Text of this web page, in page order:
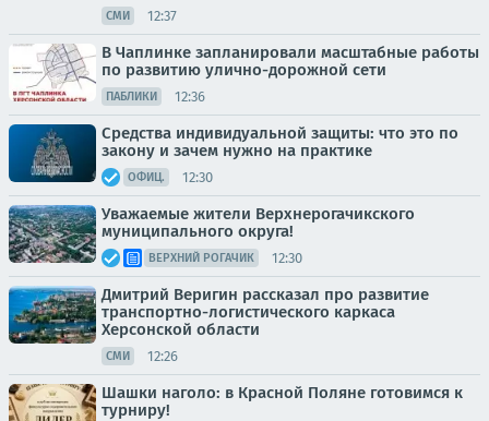
СМИ 12:37
В Чаплинке запланировали масштабные работы
по развитию улично-дорожной сети
ПАБЛИКИ 12:36
Средства индивидуальной защиты: что это по
закону и зачем нужно на практике
ОФИЦ. 12:30
Уважаемые жители Верхнерогачикского
муниципального округа!
ВЕРХНИЙ РОГАЧИК 12:30
Дмитрий Веригин рассказал про развитие
транспортно-логистического каркаса
Херсонской области
СМИ 12:26
Шашки наголо: в Красной Поляне готовимся к
турниру!